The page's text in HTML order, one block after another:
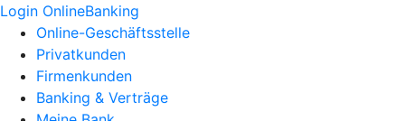
Login OnlineBanking
Online-Geschäftsstelle
Privatkunden
Firmenkunden
Banking & Verträge